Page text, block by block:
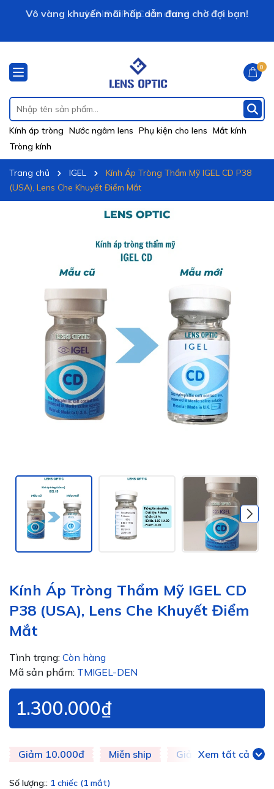
LENS OPTIC xin chào!
Vô vàng khuyến mãi hấp dẫn đang chờ đợi bạn!
Kính áp tròng Nước ngâm lens Phụ kiện cho lens Mắt kính
Tròng kính
0
Trang chủ IGEL
Kính Áp Tròng Thẩm Mỹ IGEL CD P38
(USA), Lens Che Khuyết Điểm Mắt
Kính Áp Tròng Thẩm Mỹ IGEL CD
P38 (USA), Lens Che Khuyết Điểm
Mắt
Tình trạng: Còn hàng
Mã sản phẩm: TMIGEL-DEN
1.300.000₫
Giảm 10.000đ Miễn ship Giảm 20k Giảm
Xem tất cả
Số lượng:: 1 chiếc (1 mắt)